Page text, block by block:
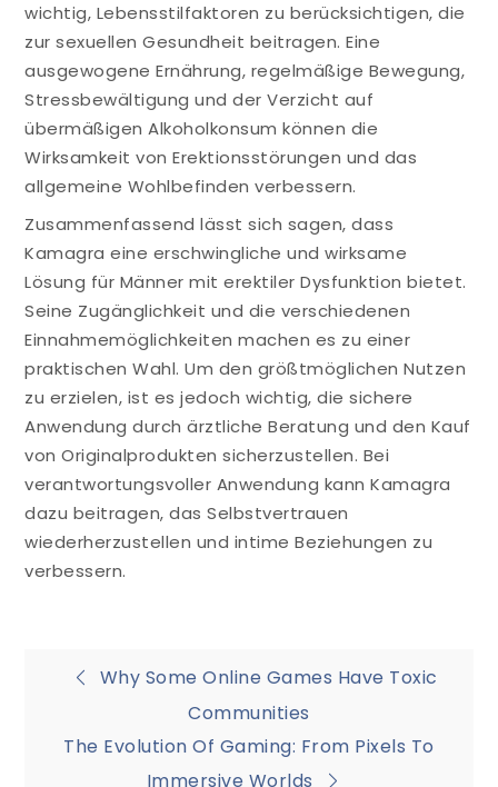
wichtig, Lebensstilfaktoren zu berücksichtigen, die
zur sexuellen Gesundheit beitragen. Eine
ausgewogene Ernährung, regelmäßige Bewegung,
Stressbewältigung und der Verzicht auf
übermäßigen Alkoholkonsum können die
Wirksamkeit von Erektionsstörungen und das
allgemeine Wohlbefinden verbessern.
Zusammenfassend lässt sich sagen, dass
Kamagra eine erschwingliche und wirksame
Lösung für Männer mit erektiler Dysfunktion bietet.
Seine Zugänglichkeit und die verschiedenen
Einnahmemöglichkeiten machen es zu einer
praktischen Wahl. Um den größtmöglichen Nutzen
zu erzielen, ist es jedoch wichtig, die sichere
Anwendung durch ärztliche Beratung und den Kauf
von Originalprodukten sicherzustellen. Bei
verantwortungsvoller Anwendung kann Kamagra
dazu beitragen, das Selbstvertrauen
wiederherzustellen und intime Beziehungen zu
verbessern.
Post
navigation
Why Some Online Games Have Toxic
Communities
The Evolution Of Gaming: From Pixels To
Immersive Worlds